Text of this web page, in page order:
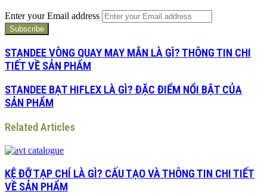
Enter your Email address
STANDEE VÒNG QUAY MAY MẮN LÀ GÌ? THÔNG TIN CHI
TIẾT VỀ SẢN PHẨM
STANDEE BẠT HIFLEX LÀ GÌ? ĐẶC ĐIỂM NỔI BẬT CỦA
SẢN PHẨM
Related Articles
KỆ ĐỠ TẠP CHÍ LÀ GÌ? CẤU TẠO VÀ THÔNG TIN CHI TIẾT
VỀ SẢN PHẨM